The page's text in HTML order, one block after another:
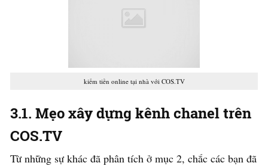
kiếm tiền online tại nhà với COS.TV
3.1. Mẹo xây dựng kênh chanel trên
COS.TV
Từ những sự khác đã phân tích ở mục 2, chắc các bạn đã